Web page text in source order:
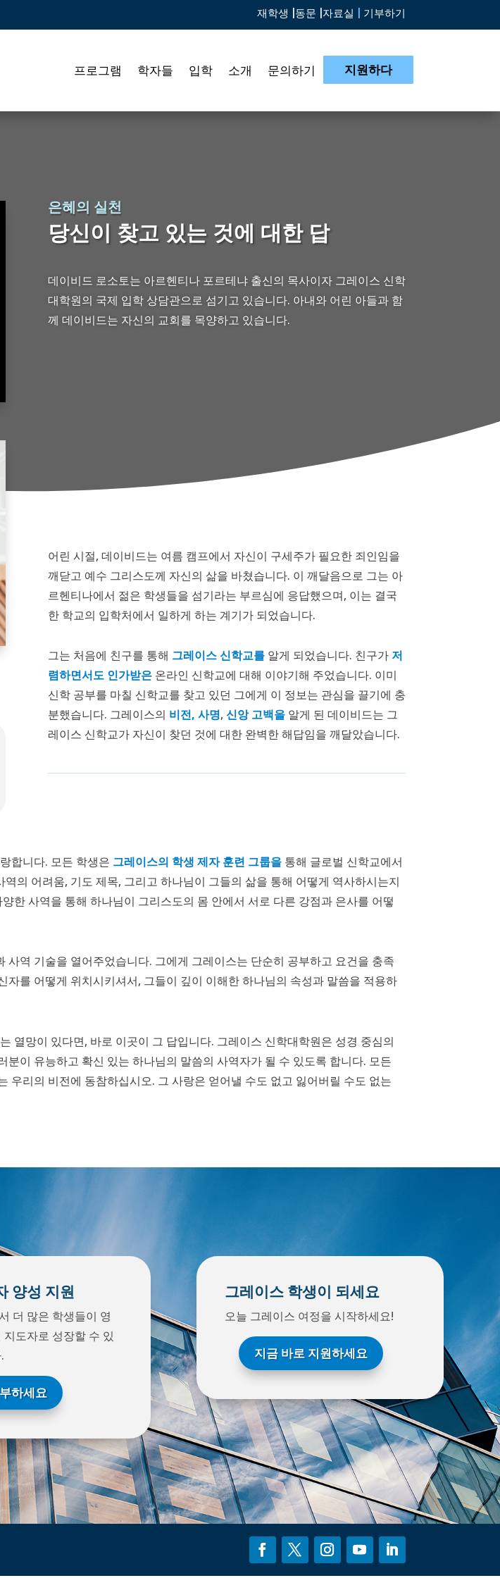
재학생 | 동문 | 자료실 기부하기
프로그램 학자들 입학 소개 문의하기 지원하다
은혜의 실천
당신이 찾고 있는 것에 대한 답
데이비드 로소토는 아르헨티나 포르테냐 출신의 목사이자 그레이스 신학
대학원의 국제 입학 상담관으로 섬기고 있습니다. 아내와 어린 아들과 함
께 데이비드는 자신의 교회를 목양하고 있습니다.
어린 시절, 데이비드는 여름 캠프에서 자신이 구세주가 필요한 죄인임을
깨닫고 예수 그리스도께 자신의 삶을 바쳤습니다. 이 깨달음으로 그는 아
르헨티나에서 젊은 학생들을 섬기라는 부르심에 응답했으며, 이는 결국
한 학교의 입학처에서 일하게 하는 계기가 되었습니다.
그는 처음에 친구를 통해 그레이스 신학교를알게 되었습니다. 친구가 저
렴하면서도 인가받은온라인 신학교에 대해 이야기해 주었습니다. 이미
신학 공부를 마칠 신학교를 찾고 있던 그에게 이 정보는 관심을 끌기에 충
분했습니다. 그레이스의 비전, 사명, 신앙 고백을알게 된 데이비드는 그
레이스 신학교가 자신이 찾던 것에 대한 완벽한 해답임을 깨달았습니다.
합니다. 모든 학생은 그레이스의 학생 제자 훈련 그룹을 통해 글로벌 신학교에서
의 어려움, 기도 제목, 그리고 하나님이 그들의 삶을 통해 어떻게 역사하시는지
한 사역을 통해 하나님이 그리스도의 몸 안에서 서로 다른 강점과 은사를 어떻
역 기술을 열어주었습니다. 그에게 그레이스는 단순히 공부하고 요건을 충족
를 어떻게 위치시키셔서, 그들이 깊이 이해한 하나님의 속성과 말씀을 적용하
열망이 있다면, 바로 이곳이 그 답입니다. 그레이스 신학대학원은 성경 중심의
이 유능하고 확신 있는 하나님의 말씀의 사역자가 될 수 있도록 합니다. 모든
리의 비전에 동참하십시오. 그 사랑은 얻어낼 수도 없고 잃어버릴 수도 없는
양성 지원
더 많은 학생들이 영
도자로 성장할 수 있
하세요
그레이스 학생이 되세요
오늘 그레이스 여정을 시작하세요!
지금 바로 지원하세요